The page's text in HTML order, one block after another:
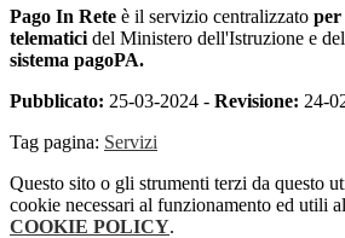
Pago In Rete è il servizio centralizzato per
telematici del Ministero dell'Istruzione e
sistema pagoPA.
Pubblicato: 25-03-2024 - Revisione: 24-
Tag pagina: Servizi
Questo sito o gli strumenti terzi da questo
cookie necessari al funzionamento ed utili
COOKIE POLICY.